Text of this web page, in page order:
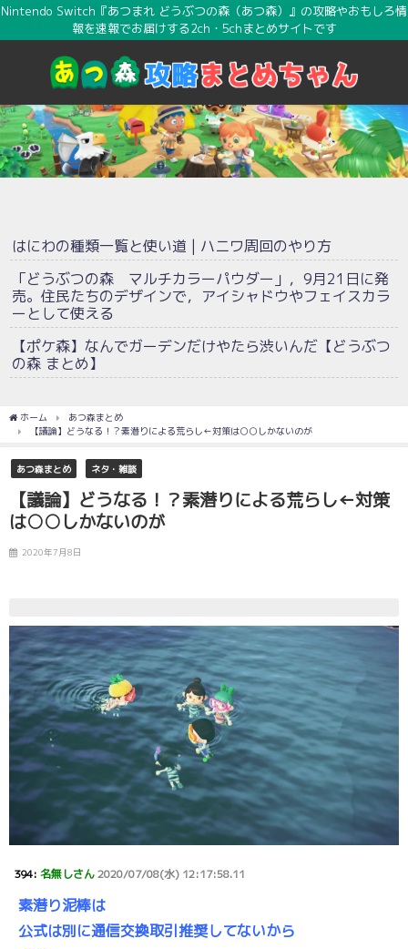
Nintendo Switch『あつまれ どうぶつの森（あつ森）』の攻略やおもしろ情
報を速報でお届けする2ch・5chまとめサイトです
はにわの種類一覧と使い道 | ハニワ周回のやり方
「どうぶつの森 マルチカラーパウダー」，9月21日に発
売。住民たちのデザインで，アイシャドウやフェイスカラ
ーとして使える
【ポケ森】なんでガーデンだけやたら渋いんだ【どうぶつ
の森 まとめ】
ホーム
あつ森まとめ
【議論】どうなる！？素潜りによる荒らし←対策は○○しかないのが
あつ森まとめ ネタ・雑談
【議論】どうなる！？素潜りによる荒らし←対策
は○○しかないのが
2020年7月8日
394: 名無しさん2020/07/08(水) 12:17:58.11
素潜り泥棒は
公式は別に通信交換取引推奨してないから